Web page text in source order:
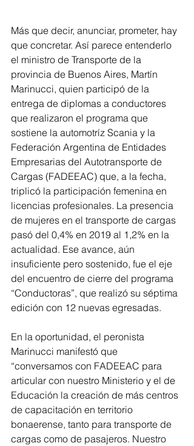
Más que decir, anunciar, prometer, hay
que concretar. Así parece entenderlo
el ministro de Transporte de la
provincia de Buenos Aires, Martín
Marinucci, quien participó de la
entrega de diplomas a conductores
que realizaron el programa que
sostiene la automotríz Scania y la
Federación Argentina de Entidades
Empresarias del Autotransporte de
Cargas (FADEEAC) que, a la fecha,
triplicó la participación femenina en
licencias profesionales. La presencia
de mujeres en el transporte de cargas
pasó del 0,4% en 2019 al 1,2% en la
actualidad. Ese avance, aún
insuficiente pero sostenido, fue el eje
del encuentro de cierre del programa
“Conductoras”, que realizó su séptima
edición con 12 nuevas egresadas.
En la oportunidad, el peronista
Marinucci manifestó que
“conversamos con FADEEAC para
articular con nuestro Ministerio y el de
Educación la creación de más centros
de capacitación en territorio
bonaerense, tanto para transporte de
cargas como de pasajeros. Nuestro